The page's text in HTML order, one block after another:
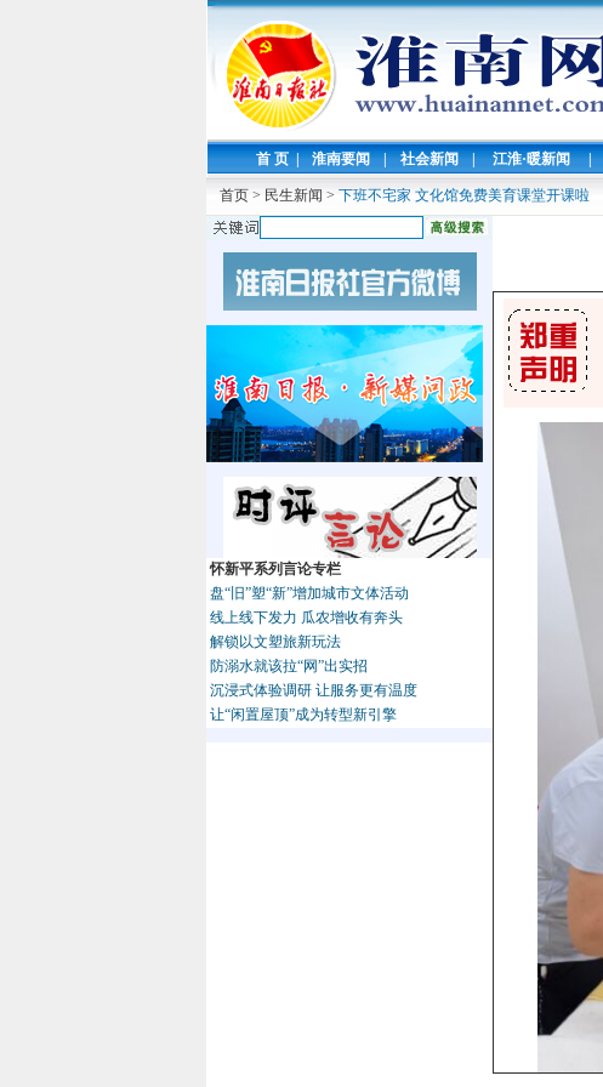
首 页 | 淮南要闻 | 社会新闻 | 江淮·暖新闻 |
首页 > 民生新闻 > 下班不宅家 文化馆免费美育课堂开课啦
怀新平系列言论专栏
盘“旧”塑“新”增加城市文体活动
线上线下发力 瓜农增收有奔头
解锁以文塑旅新玩法
防溺水就该拉“网”出实招
沉浸式体验调研 让服务更有温度
让“闲置屋顶”成为转型新引擎